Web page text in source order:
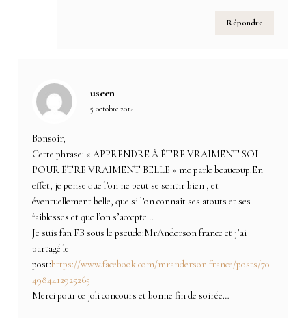
Répondre
useen
5 octobre 2014
Bonsoir,
Cette phrase: « APPRENDRE À ÊTRE VRAIMENT SOI
POUR ÊTRE VRAIMENT BELLE » me parle beaucoup.En
effet, je pense que l’on ne peut se sentir bien , et
éventuellement belle, que si l’on connait ses atouts et ses
faiblesses et que l’on s’accepte…
Je suis fan FB sous le pseudo:MrAnderson france et j’ai
partagé le
post:https://www.facebook.com/mranderson.france/posts/70
4984412925265
Merci pour ce joli concours et bonne fin de soirée…